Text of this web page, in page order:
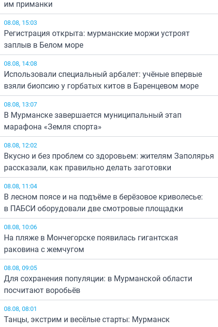
им приманки
08.08, 15:03
Регистрация открыта: мурманские моржи устроят
заплыв в Белом море
08.08, 14:08
Использовали специальный арбалет: учёные впервые
взяли биопсию у горбатых китов в Баренцевом море
08.08, 13:07
В Мурманске завершается муниципальный этап
марафона «Земля спорта»
08.08, 12:02
Вкусно и без проблем со здоровьем: жителям Заполярья
рассказали, как правильно делать заготовки
08.08, 11:04
В лесном поясе и на подъёме в берёзовое криволесье:
в ПАБСИ оборудовали две смотровые площадки
08.08, 10:06
На пляже в Мончегорске появилась гигантская
раковина с жемчугом
08.08, 09:05
Для сохранения популяции: в Мурманской области
посчитают воробьёв
08.08, 08:01
Танцы, экстрим и весёлые старты: Мурманск